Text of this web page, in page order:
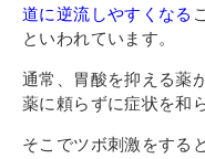
1号館総合受付：
道に逆流しやすくなる
といわれています。
通常、胃酸を抑える薬
薬に頼らずに症状を和
そこでツボ刺激をする